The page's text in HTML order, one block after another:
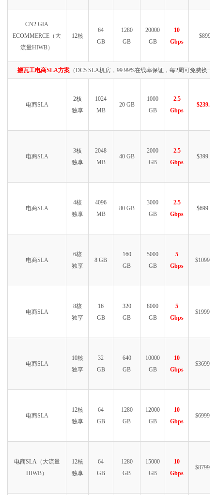
CN2 GIA
ECOMMERCE（大
流量HIWB）
12核
64
GB
1280
GB
20000
GB
10
Gbps
$8999
搬瓦工电商SLA方案（DC5 SLA机房，99.99%在线率保证，每2周可免费换一
电商SLA
2核
独享
1024
MB
20 GB
1000
GB
2.5
Gbps
$239.99
电商SLA
3核
独享
2048
MB
40 GB
2000
GB
2.5
Gbps
$399.99
电商SLA
4核
独享
4096
MB
80 GB
3000
GB
2.5
Gbps
$699.99
电商SLA
6核
独享
8 GB
160
GB
5000
GB
5
Gbps
$1099.99
电商SLA
8核
独享
16
GB
320
GB
8000
GB
5
Gbps
$1999.99
电商SLA
10核
独享
32
GB
640
GB
10000
GB
10
Gbps
$3699.99
电商SLA
12核
独享
64
GB
1280
GB
12000
GB
10
Gbps
$6999.99
电商SLA（大流量
HIWB）
12核
独享
64
GB
1280
GB
15000
GB
10
Gbps
$8799.99